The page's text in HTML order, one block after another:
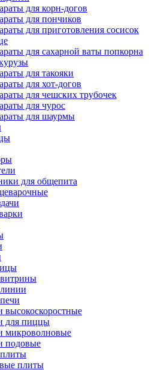
для корн-догов
для пончиков
для приготовления сосисок
для сахарной ваты попкорна
для такояки
для хот-догов
для чешских трубочек
для чурос
для шаурмы
для общепита
высокоскоростные
для пиццы
микроволновые
подовые
плиты